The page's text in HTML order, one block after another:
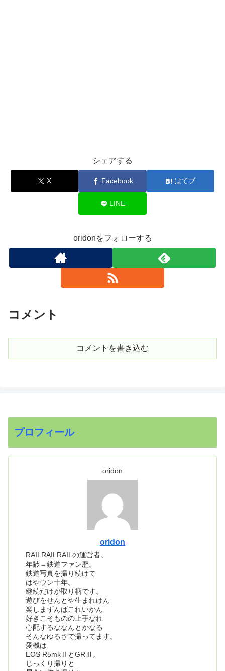
シェアする
X Facebook はてブ
LINE
oridonをフォローする
コメント
コメントを書き込む
プロフィール
oridon
oridon
RAILRAILRAILの運営者。
年齢＝鉄道ファン歴。
鉄道写真を撮り続けて
はやウン十年。
継続だけが取り柄です。
遊びをせんとや生まれけん
楽しまずんばこれいかん
好きこそものの上手なれ
心配するななんとかなる
そんなゆるさで撮ってます。
愛機は
EOS R5mkⅡとGRⅢ。
じっくり撮りと